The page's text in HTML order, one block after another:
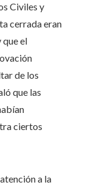
Civiles y
cerrada eran
que el
de los
que las
ciertos
a la